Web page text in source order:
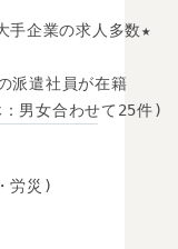
手企業の求人多数★
派遣社員が在籍
男女合わせて25件)
労災)